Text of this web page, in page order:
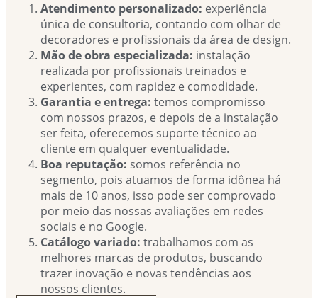
Atendimento personalizado: experiência
única de consultoria, contando com olhar de
decoradores e profissionais da área de design.
Mão de obra especializada: instalação
realizada por profissionais treinados e
experientes, com rapidez e comodidade.
Garantia e entrega: temos compromisso
com nossos prazos, e depois de a instalação
ser feita, oferecemos suporte técnico ao
cliente em qualquer eventualidade.
Boa reputação: somos referência no
segmento, pois atuamos de forma idônea há
mais de 10 anos, isso pode ser comprovado
por meio das nossas avaliações em redes
sociais e no Google.
Catálogo variado: trabalhamos com as
melhores marcas de produtos, buscando
trazer inovação e novas tendências aos
nossos clientes.